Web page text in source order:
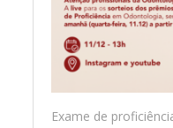
Exame de